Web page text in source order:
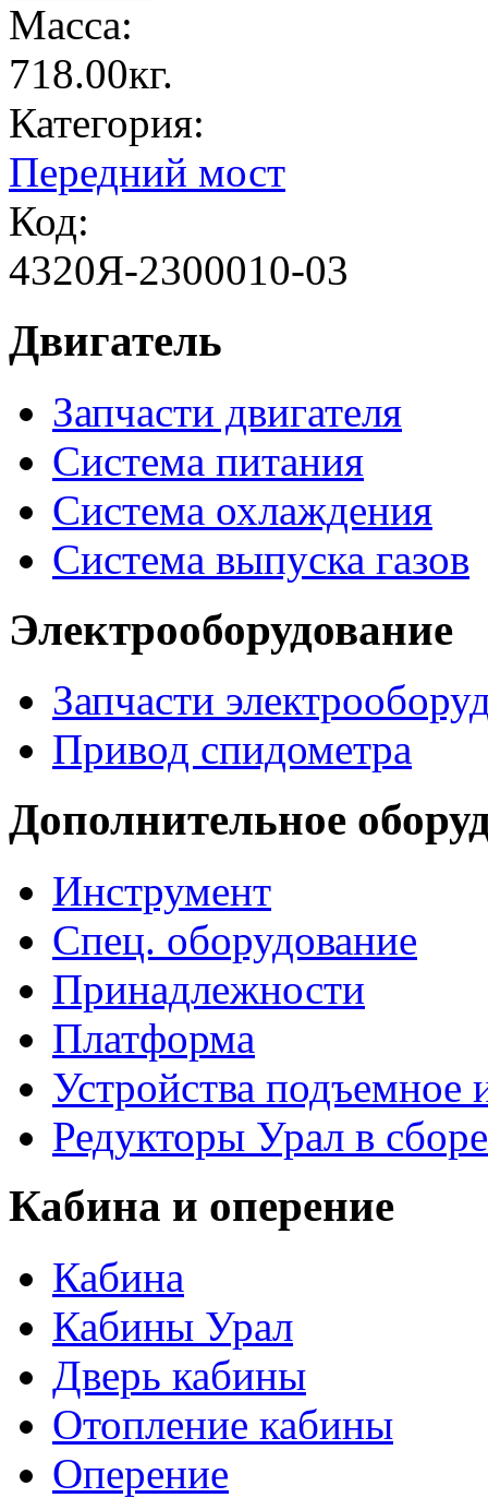
Масса:
718.00кг.
Категория:
Передний мост
Код:
4320Я-2300010-03
Двигатель
Запчасти двигателя
Система питания
Система охлаждения
Система выпуска газов
Электрооборудование
Запчасти
Привод спидометра
Дополнительное
Инструмент
Спец. оборудование
Принадлежности
Платформа
Устройства
Редукторы Урал в сборе
Кабина и оперение
Кабина
Кабины Урал
Дверь кабины
Отопление кабины
Оперение